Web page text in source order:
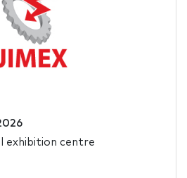
exhibition centre